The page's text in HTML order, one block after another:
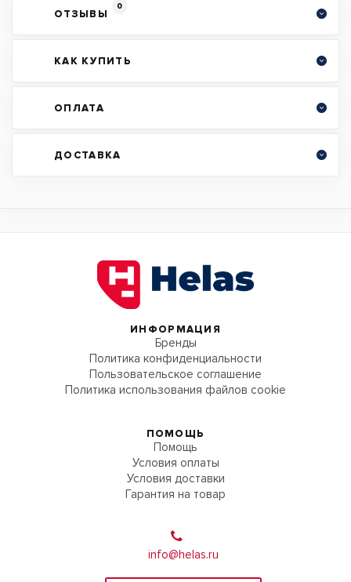
ОТЗЫВЫ
0
КАК КУПИТЬ
ОПЛАТА
ДОСТАВКА
ИНФОРМАЦИЯ
Бренды
Политика конфиденциальности
Пользовательское соглашение
Политика использования файлов cookie
ПОМОЩЬ
Помощь
Условия оплаты
Условия доставки
Гарантия на товар
info@helas.ru